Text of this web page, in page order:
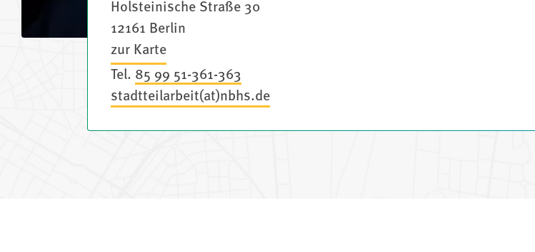
Holsteinische Straße 30
12161 Berlin
zur Karte
Tel. 85 99 51-361-363
stadtteilarbeit(at)nbhs.de